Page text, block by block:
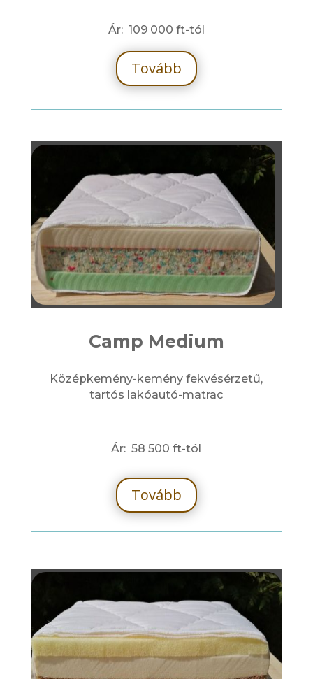
Ár: 109 000 ft-tól
Tovább
Camp Medium
Középkemény-kemény fekvésérzetű,
tartós lakóautó-matrac
Ár: 58 500 ft-tól
Tovább